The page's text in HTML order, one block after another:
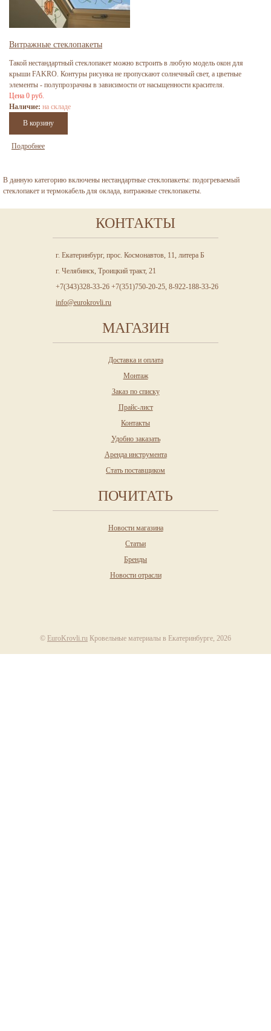
Витражные стеклопакеты
Такой нестандартный стеклопакет можно встроить в любую модель окон для
крыши FAKRO. Контуры рисунка не пропускают солнечный свет, а цветные
элементы - полупрозрачны в зависимости от насыщенности красителя.
Цена 0 руб.
Наличие: на складе
Подробнее
В данную категорию включены нестандартные стеклопакеты: подогреваемый
стеклопакет и термокабель для оклада, витражные стеклопакеты.
КОНТАКТЫ
г. Екатеринбург, прос. Космонавтов, 11, литера Б
г. Челябинск, Троицкий тракт, 21
+7(343)328-33-26 +7(351)750-20-25, 8-922-188-33-26
info@eurokrovli.ru
МАГАЗИН
Доставка и оплата
Монтаж
Заказ по списку
Прайс-лист
Контакты
Удобно заказать
Аренда инструмента
Стать поставщиком
ПОЧИТАТЬ
Новости магазина
Статьи
Бренды
Новости отрасли
© EuroKrovli.ru Кровельные материалы в Екатеринбурге, 2026